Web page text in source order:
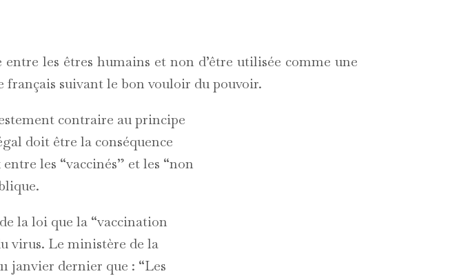
les êtres humains et non d’être utilisée comme une
suivant le bon vouloir du pouvoir.
contraire au principe
doit être la conséquence
les “vaccinés” et les “non
la loi que la “vaccination
virus. Le ministère de la
janvier dernier que : “Les